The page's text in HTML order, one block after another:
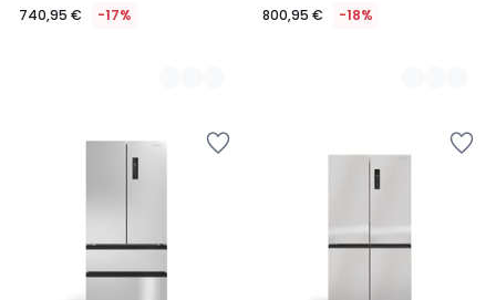
740,95 € -17% 800,95 € -18%